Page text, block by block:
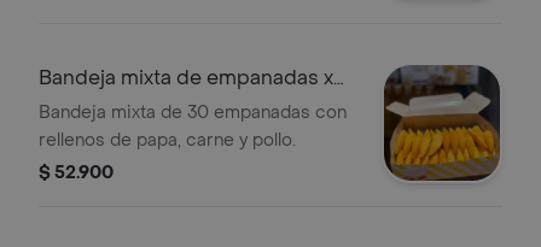
Bandeja mixta de empanadas x
30 unidades
Bandeja mixta de 30 empanadas con
rellenos de papa, carne y pollo.
$ 52.900